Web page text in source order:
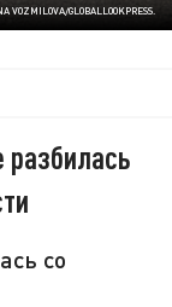
VOZMILOVA/GLOBALLOOKPRESS.
со